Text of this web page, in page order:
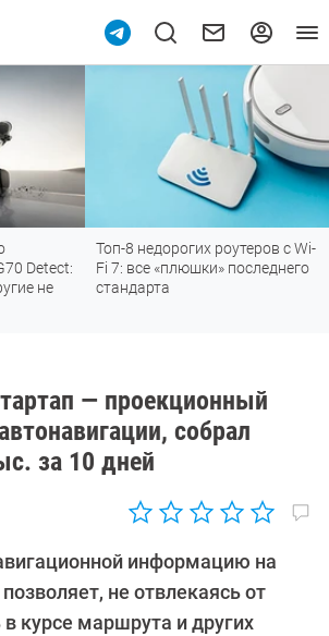
Detect:
не
Топ-8 недорогих роутеров с Wi-
Fi 7: все «плюшки» последнего
стандарта
— проекционный
собрал
за 10 дней
информацию на
не отвлекаясь от
курсе маршрута и других